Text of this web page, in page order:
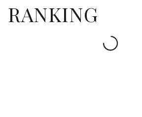
RANKING